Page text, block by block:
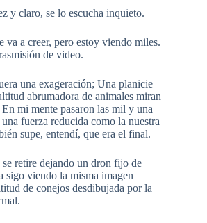
y claro, se lo escucha inquieto.
va a creer, pero estoy viendo miles.
de video.
una exageración; Una planicie
abrumadora de animales miran
mi mente pasaron las mil y una
fuerza reducida como la nuestra
supe, entendí, que era el final.
retire dejando un dron fijo de
sigo viendo la misma imagen
de conejos desdibujada por la